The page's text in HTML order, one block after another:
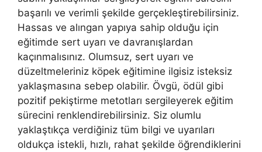
başarılı ve verimli şekilde gerçekleştirebilirsiniz.
Hassas ve alıngan yapıya sahip olduğu için
eğitimde sert uyarı ve davranışlardan
kaçınmalısınız. Olumsuz, sert uyarı ve
düzeltmeleriniz köpek eğitimine ilgisiz isteksiz
yaklaşmasına sebep olabilir. Övgü, ödül gibi
pozitif pekiştirme metotları sergileyerek eğitim
sürecini renklendirebilirsiniz. Siz olumlu
yaklaştıkça verdiğiniz tüm bilgi ve uyarıları
oldukça istekli, hızlı, rahat şekilde öğrendiklerini